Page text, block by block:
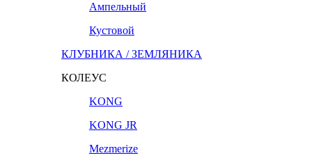
Ампельный
Кустовой
КЛУБНИКА / ЗЕМЛЯНИКА
КОЛЕУС
KONG
KONG JR
Mezmerize